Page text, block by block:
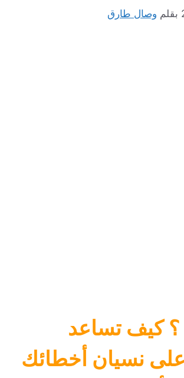
بقلم وصال طارق
كيف تساعد
على نسيان أخطائك